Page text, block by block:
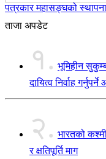
पत्रकार महासङ्घको स्थापना
ताजा अपडेट
१. भूमिहीन
दायित्व निर्वाह
२. भारतको
र क्षतिपूर्ति माग